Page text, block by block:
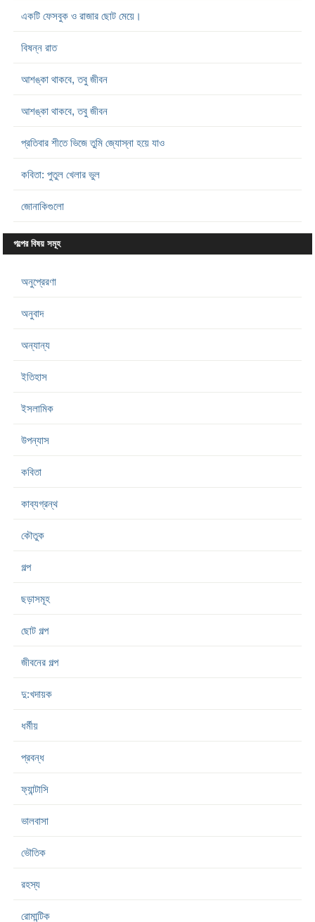
একটি ফেসবুক ও রাজার ছোট মেয়ে।
বিষন্ন রাত
আশঙ্কা থাকবে, তবু জীবন
আশঙ্কা থাকবে, তবু জীবন
প্রতিবার শীতে ভিজে তুমি জ্যোস্না হয়ে যাও
কবিতা: পুতুল খেলার ভুল
জোনাকিগুলো
গল্পের বিষয় সমূহ
অনুপ্রেরণা
অনুবাদ
অন্যান্য
ইতিহাস
ইসলামিক
উপন্যাস
কবিতা
কাব্যগ্রন্থ
কৌতুক
গল্প
ছড়াসমূহ
ছোট গল্প
জীবনের গল্প
দু:খদায়ক
ধর্মীয়
প্রবন্ধ
ফ্যান্টাসি
ভালবাসা
ভৌতিক
রহস্য
রোমান্টিক